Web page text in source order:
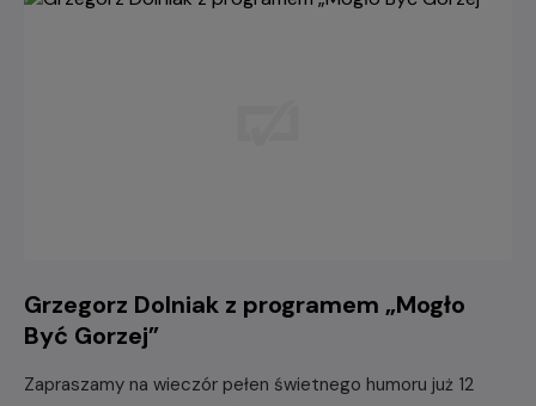
Grzegorz Dolniak z programem „Mogło
Być Gorzej”
Zapraszamy na wieczór pełen świetnego humoru już 12